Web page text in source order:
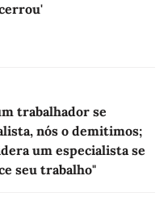
trabalhador se
nós o demitimos;
um especialista se
seu trabalho"